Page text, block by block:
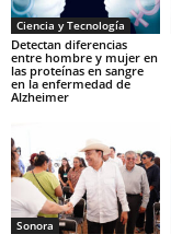
Ciencia y Tecnología
Detectan diferencias
entre hombre y mujer en
las proteínas en sangre
en la enfermedad de
Alzheimer
Sonora